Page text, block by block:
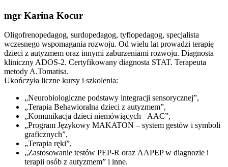
mgr Karina Kocur
Oligofrenopedagog, surdopedagog, tyflopedagog, specjalista
wczesnego wspomagania rozwoju. Od wielu lat prowadzi terapię
dzieci z autyzmem oraz innymi zaburzeniami rozwoju. Diagnosta
kliniczny ADOS-2. Certyfikowany diagnosta STAT. Terapeuta
metody A.Tomatisa.
Ukończyła liczne kursy i szkolenia:
„Neurobiologiczne podstawy integracji sensorycznej”,
„Terapia Behawioralna dzieci z autyzmem”,
„Komunikacja dzieci niemówiących –AAC”,
„Program Językowy MAKATON – system gestów i symboli
graficznych”,
„Terapia ręki”,
„Zastosowanie testów PEP-R oraz AAPEP w diagnozie i
terapii osób z autyzmem” i inne.